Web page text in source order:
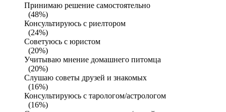
Принимаю решение самостоятельно
(48%)
Консультируюсь с риелтором
(24%)
Советуюсь с юристом
(20%)
Учитываю мнение домашнего питомца
(20%)
Слушаю советы друзей и знакомых
(16%)
Консультируюсь с тарологом/астрологом
(16%)